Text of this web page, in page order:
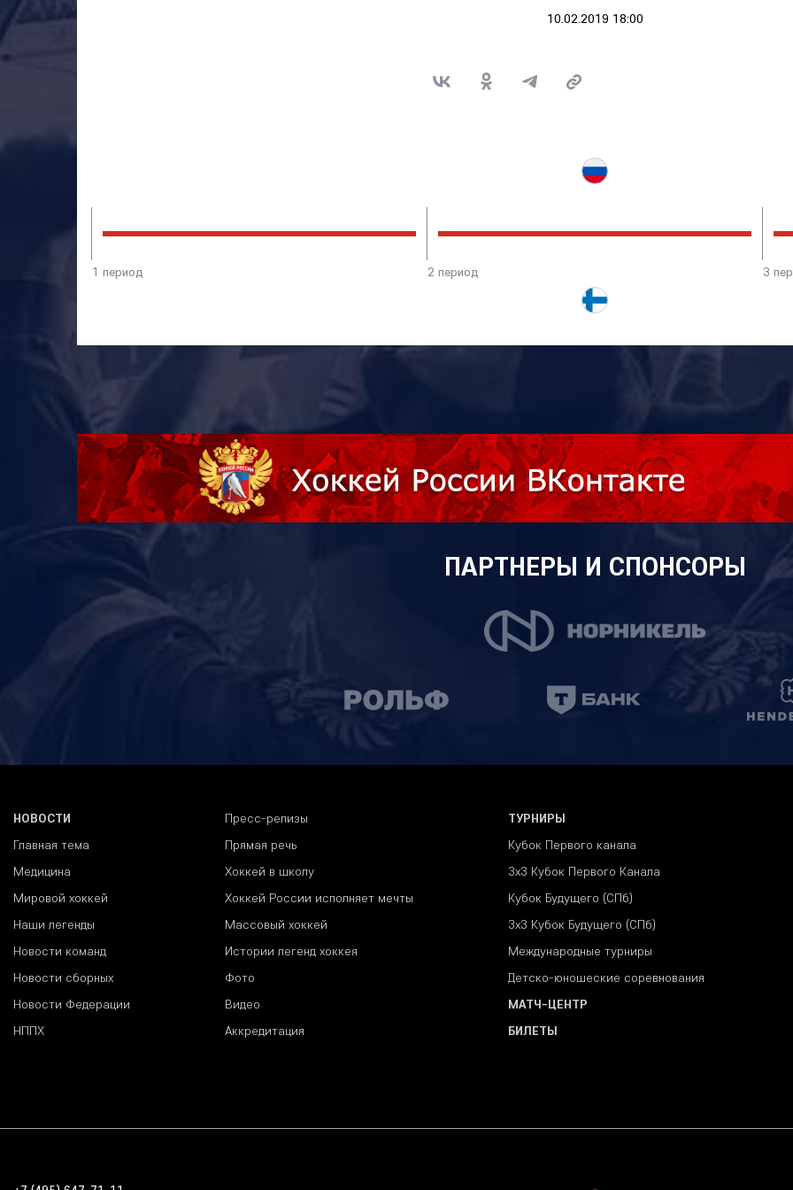
10.02.2019 18:00
1 период 2 период 3
ПАРТНЕРЫ И СПОНСОРЫ
НОВОСТИ
Главная тема
Медицина
Мировой хоккей
Наши легенды
Новости команд
Новости сборных
Новости Федерации
НППХ
Пресс-релизы
Прямая речь
Хоккей в школу
Хоккей России исполняет мечты
Массовый хоккей
Истории легенд хоккея
Фото
Видео
Аккредитация
ТУРНИРЫ
Кубок Первого канала
3x3 Кубок Первого Канала
Кубок Будущего (СПб)
3х3 Кубок Будущего (СПб)
Международные турниры
Детско-юношеские соревнования
МАТЧ-ЦЕНТР
БИЛЕТЫ